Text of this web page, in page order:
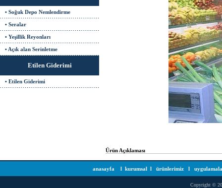
• Soğuk Depo Nemlendirme
• Seralar
• Yeşillik Reyonları
• Açık alan Serinletme
Etilen Giderimi
• Etilen Giderimi
Ürün Açıklaması
anasayfa l kurumsal l ürünlerimiz l
Copyright ©